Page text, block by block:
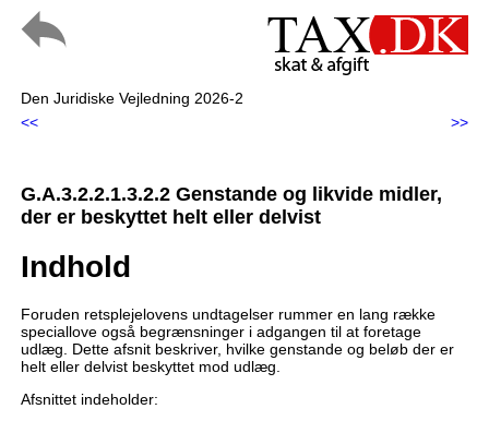
Den Juridiske Vejledning 2026-2
<<
>>
G.A.3.2.2.1.3.2.2 Genstande og likvide midler,
der er beskyttet helt eller delvist
Indhold
Foruden retsplejelovens undtagelser rummer en lang række
speciallove også begrænsninger i adgangen til at foretage
udlæg. Dette afsnit beskriver, hvilke genstande og beløb der er
helt eller delvist beskyttet mod udlæg.
Afsnittet indeholder: